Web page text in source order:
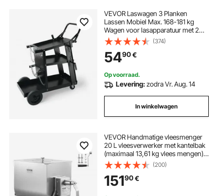
VEVOR Laswagen 3 Planken
Lassen Mobiel Max. 168-181 kg
Wagen voor lasapparatuur met 2
gasfleshouders Ideaal voor
handmatig lassen, lassen met
afgeschermd gas,
argonbooglassen
(374)
5490€
Op voorraad.
Levering:zodra Vr. Aug. 14
In winkelwagen
VEVOR Handmatige vleesmenger
20 L vleesverwerker met kantelbak
(maximaal 13,61 kg vlees mengen),
vleesmenger worstmenger met
reductietandwiel, handmixer voor
gehakt
(200)
15190€